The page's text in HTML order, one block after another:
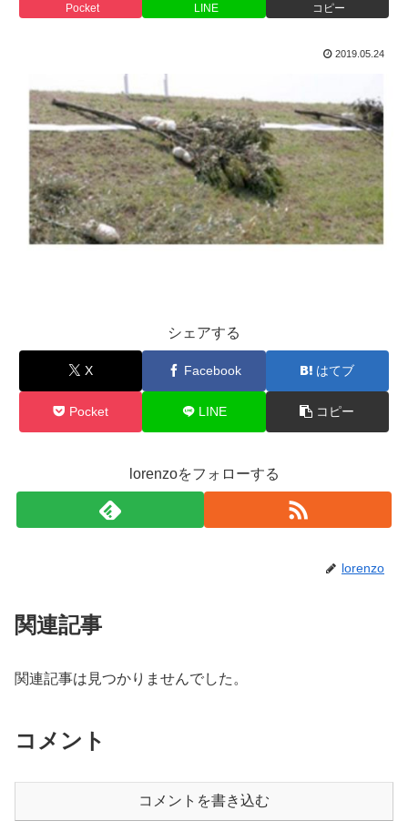
Pocket LINE コピー
2019.05.24
シェアする
X Facebook はてブ
Pocket LINE コピー
lorenzoをフォローする
lorenzo
関連記事
関連記事は見つかりませんでした。
コメント
コメントを書き込む